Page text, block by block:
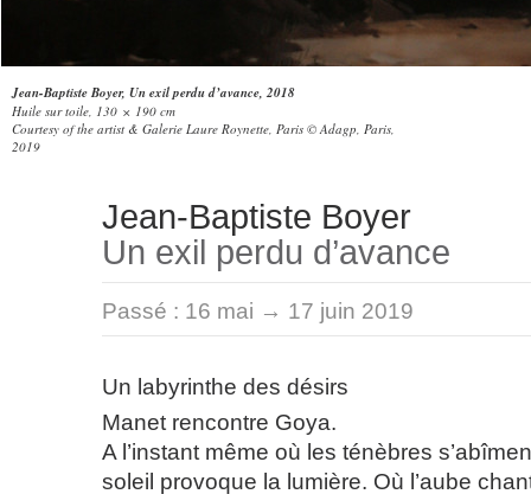
Jean-Baptiste Boyer, Un exil perdu d’avance, 2018
Huile sur toile, 130 × 190 cm
Courtesy of the artist & Galerie Laure Roynette, Paris © Adagp, Paris,
2019
Jean-Baptiste Boyer
Un exil perdu d’avance
Passé : 16 mai → 17 juin 2019
Un labyrinthe des désirs
Manet rencontre Goya.
A l’instant même où les ténèbres
soleil provoque la lumière. Où l’aube